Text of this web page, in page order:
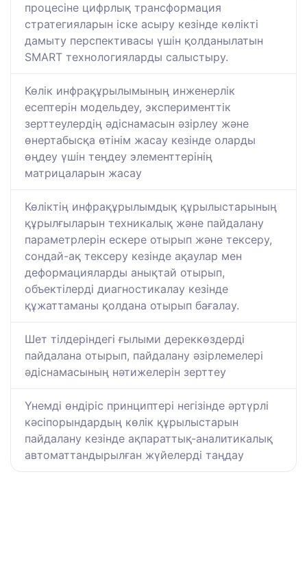
процесіне цифрлық трансформация
стратегияларын іске асыру кезінде көлікті
дамыту перспективасы үшін қолданылатын
SMART технологияларды салыстыру.
Көлік инфрақұрылымының инженерлік
есептерін модельдеу, эксперименттік
зерттеулердің әдіснамасын әзірлеу және
өнертабысқа өтінім жасау кезінде оларды
өңдеу үшін теңдеу элементтерінің
матрицаларын жасау
Көліктің инфрақұрылымдық құрылыстарының
құрылғыларын техникалық және пайдалану
параметрлерін ескере отырып және тексеру,
сондай-ақ тексеру кезінде ақаулар мен
деформацияларды анықтай отырып,
объектілерді диагностикалау кезінде
құжаттаманы қолдана отырып бағалау.
Шет тілдеріндегі ғылыми дереккөздерді
пайдалана отырып, пайдалану әзірлемелері
әдіснамасының нәтижелерін зерттеу
Үнемді өндіріс принциптері негізінде әртүрлі
кәсіпорындардың көлік құрылыстарын
пайдалану кезінде ақпараттық-аналитикалық
автоматтандырылған жүйелерді таңдау